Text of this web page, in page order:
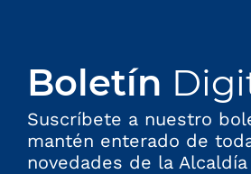
Boletín
Suscríbete a nuestro
mantén enterado de
novedades de la